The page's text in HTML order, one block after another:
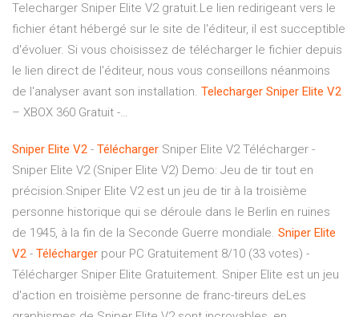
Telecharger Sniper Elite V2 gratuit.Le lien redirigeant vers le
fichier étant hébergé sur le site de l'éditeur, il est succeptible
d'évoluer. Si vous choisissez de télécharger le fichier depuis
le lien direct de l'éditeur, nous vous conseillons néanmoins
de l'analyser avant son installation. Telecharger Sniper Elite V2
– XBOX 360 Gratuit -…
Sniper Elite V2 - Télécharger Sniper Elite V2 Télécharger -
Sniper Elite V2 (Sniper Elite V2) Demo: Jeu de tir tout en
précision.Sniper Elite V2 est un jeu de tir à la troisième
personne historique qui se déroule dans le Berlin en ruines
de 1945, à la fin de la Seconde Guerre mondiale. Sniper Elite
V2 - Télécharger pour PC Gratuitement 8/10 (33 votes) -
Télécharger Sniper Elite Gratuitement. Sniper Elite est un jeu
d'action en troisième personne de franc-tireurs deLes